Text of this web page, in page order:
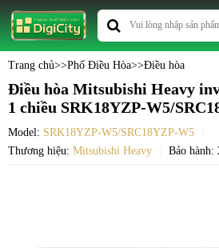
Trang chủ>>Phố Điều Hòa>>Điều hòa
Điều hòa Mitsubishi Heavy
1 chiều SRK18YZP-W5/
Model: SRK18YZP-W5/SRC18YZP-W5
Thương hiệu: Mitsubishi Heavy Bảo hành: